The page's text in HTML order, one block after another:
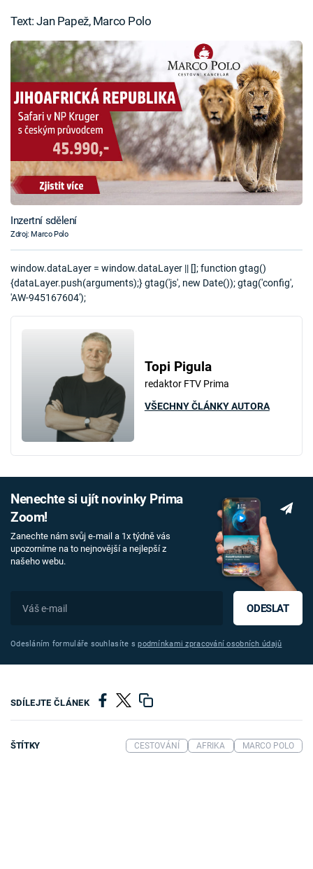
Text: Jan Papež, Marco Polo
Inzertní sdělení
Zdroj: Marco Polo
window.dataLayer = window.dataLayer || []; function gtag()
{dataLayer.push(arguments);} gtag('js', new Date()); gtag('config',
'AW-945167604');
Topi Pigula
redaktor FTV Prima
VŠECHNY ČLÁNKY AUTORA
Nenechte si ujít novinky Prima
Zoom!
Zanechte nám svůj e-mail a 1x týdně vás
upozorníme na to nejnovější a nejlepší z
našeho webu.
ODESLAT
Odesláním formuláře souhlasíte spodmínkami zpracování osobních údajů
SDÍLEJTE ČLÁNEK
ŠTÍTKY CESTOVÁNÍ AFRIKA MARCO POLO